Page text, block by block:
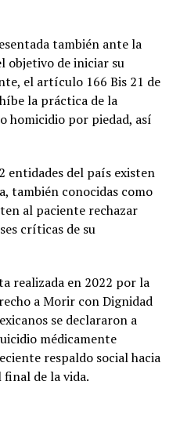
también ante la
objetivo de iniciar su
el artículo 166 Bis 21 de
la práctica de la
homicidio por piedad, así
entidades del país existen
también conocidas como
al paciente rechazar
críticas de su
realizada en 2022 por la
a Morir con Dignidad
se declararon a
médicamente
respaldo social hacia
final de la vida.